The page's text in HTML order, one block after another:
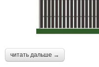
читать дальше →